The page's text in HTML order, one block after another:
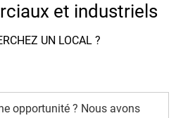
et industriels
UN LOCAL ?
opportunité ? Nous avons